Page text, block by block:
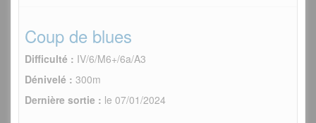
Coup de blues
Difficulté : IV/6/M6+/6a/A3
Dénivelé : 300m
Dernière sortie : le 07/01/2024